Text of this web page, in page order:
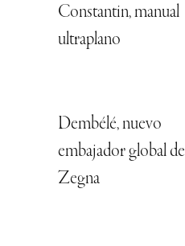
Constantin, manual
ultraplano
Dembélé, nuevo
embajador global de
Zegna